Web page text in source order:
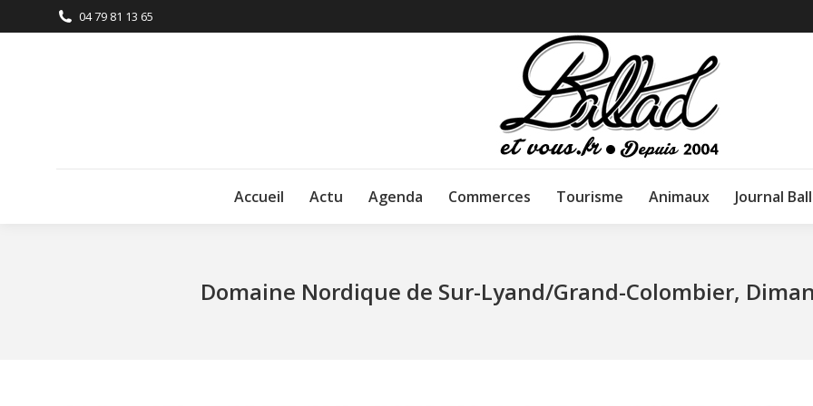
04 79 81 13 65
Accueil Actu Agenda Commerces Tourisme Animaux Journal
Domaine Nordique de Sur-Lyand/Grand-Colombier,